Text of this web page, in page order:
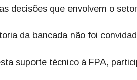
decisões que envolvem o
da bancada não foi
suporte técnico à FPA,